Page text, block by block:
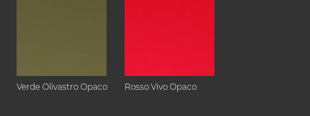
Verde Olivastro Opaco Rosso Vivo Opaco